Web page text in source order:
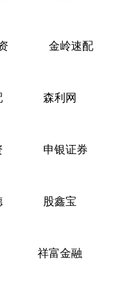
金岭速配
森利网
申银证券
股鑫宝
祥富金融